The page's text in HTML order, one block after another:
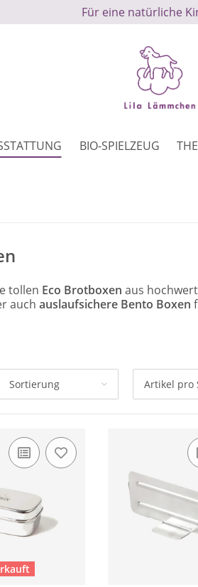
Für eine natürliche
BIO-SPIELZEUG
tollen Eco Brotboxen aus
auch auslaufsichere Bento Boxen
Sortierung Artikel pro